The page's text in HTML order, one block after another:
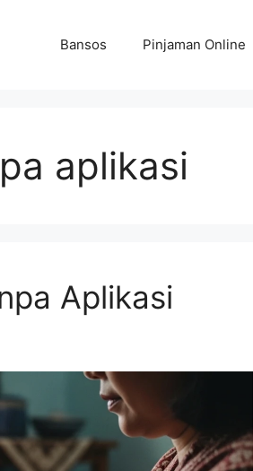
Bansos Pinjaman Online
aplikasi
Aplikasi